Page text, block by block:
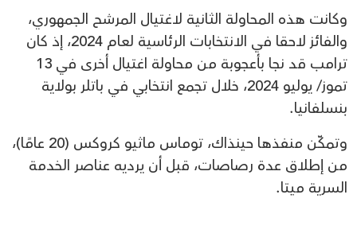
وكانت هذه المحاولة الثانية لاغتيال المرشح الجمهوري،
والفائز لاحقا في الانتخابات الرئاسية لعام 2024، إذ كان
ترامب قد نجا بأعجوبة من محاولة اغتيال أخرى في 13
تموز/ يوليو 2024، خلال تجمع انتخابي في باتلر بولاية
بنسلفانيا.
وتمكّن منفذها حينذاك، توماس ماثيو كروكس (20 عامًا)،
من إطلاق عدة رصاصات، قبل أن يرديه عناصر الخدمة
السرية ميتا.